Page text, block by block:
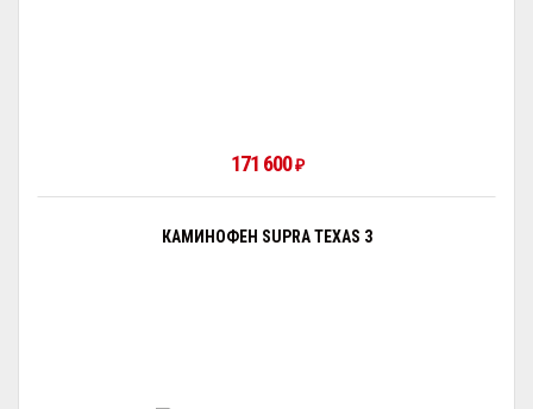
171 600₽
КАМИНОФЕН SUPRA TEXAS 3